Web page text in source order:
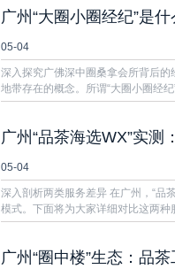
广州“大圈小圈经纪”是
05-04
深入探究广佛深中圈桑拿会所背后的
地带存在的概念。所谓“大圈小圈经
广州“品茶海选WX”实
05-04
深入剖析两类服务差异 在广州，“品
模式。下面将为大家详细对比这两
广州“圈中楼”生态：品